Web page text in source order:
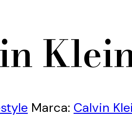
Marca: Calvin